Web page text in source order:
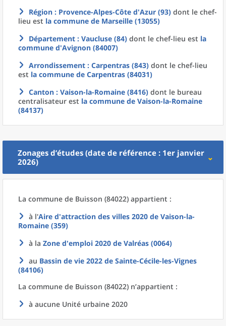
Région : Provence-Alpes-Côte d'Azur (93) dont le chef-
lieu est la commune de Marseille (13055)
Département : Vaucluse (84) dont le chef-lieu est la
commune d'Avignon (84007)
Arrondissement : Carpentras (843) dont le chef-lieu
est la commune de Carpentras (84031)
Canton : Vaison-la-Romaine (8416) dont le bureau
centralisateur est la commune de Vaison-la-Romaine
(84137)
Zonages d’études (date de référence : 1er janvier
2026)
La commune de Buisson (84022) appartient :
à l'Aire d'attraction des villes 2020 de Vaison-la-
Romaine (359)
à la Zone d'emploi 2020 de Valréas (0064)
au Bassin de vie 2022 de Sainte-Cécile-les-Vignes
(84106)
La commune de Buisson (84022) n’appartient :
à aucune Unité urbaine 2020